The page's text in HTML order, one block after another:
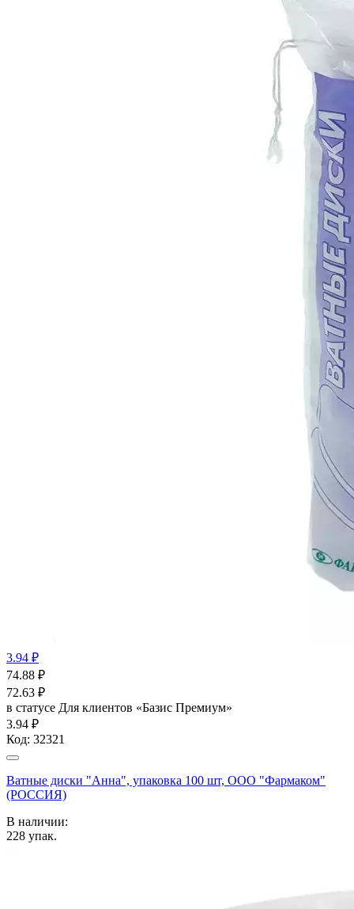
3.94 ₽
74.88 ₽
72.63 ₽
в статусе Для клиентов «Базис Премиум»
3.94 ₽
Код: 32321
Ватные диски "Анна", упаковка 100 шт, ООО "Фармаком"
(РОССИЯ)
В наличии:
228 упак.